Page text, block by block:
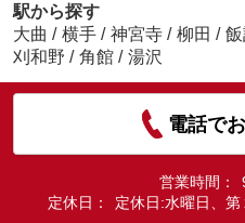
駅から探す
大曲 / 横手 / 神宮寺 / 柳田 /
刈和野 / 角館 / 湯沢
電話で
営業時間：
定休日：
定休日:水曜日、